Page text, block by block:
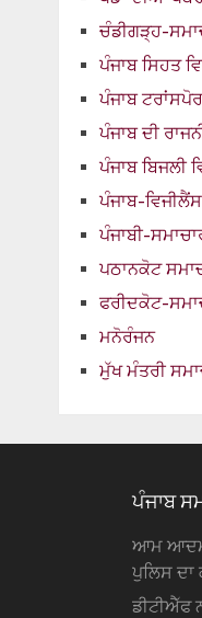
ਚੰਡੀਗੜ੍ਹ-
ਪੰਜਾਬ ਸਿਹਤ
ਪੰਜਾਬ
ਪੰਜਾਬ ਦੀ
ਪੰਜਾਬ ਬਿਜਲੀ
ਪੰਜਾਬ-
ਪੰਜਾਬੀ-
ਪਠਾਨਕੋਟ
ਫਰੀਦਕੋਟ-
ਮਨੋਰੰਜਨ
ਮੁੱਖ ਮੰਤਰੀ
ਪੰਜਾਬ
ਆਮ
ਪੁਲਿਸ ਦਾ
ਡੀਟੀਐੱਫ